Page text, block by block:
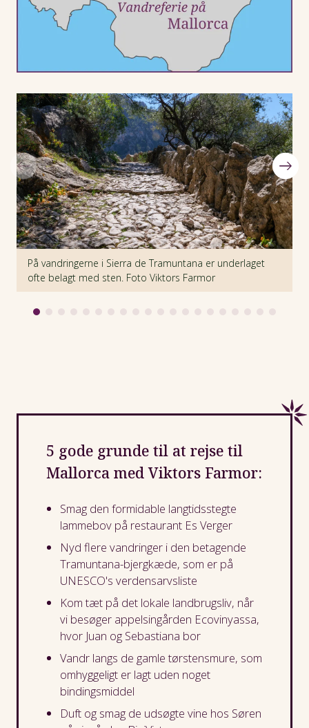
På vandringerne i Sierra de Tramuntana er underlaget
ofte belagt med sten. Foto Viktors Farmor
5 gode grunde til at rejse til
Mallorca med Viktors Farmor:
Smag den formidable langtidsstegte
lammebov på restaurant Es Verger
Nyd flere vandringer i den betagende
Tramuntana-bjergkæde, som er på
UNESCO's verdensarvsliste
Kom tæt på det lokale landbrugsliv, når
vi besøger appelsingården Ecovinyassa,
hvor Juan og Sebastiana bor
Vandr langs de gamle tørstensmure, som
omhyggeligt er lagt uden noget
bindingsmiddel
Duft og smag de udsøgte vine hos Søren